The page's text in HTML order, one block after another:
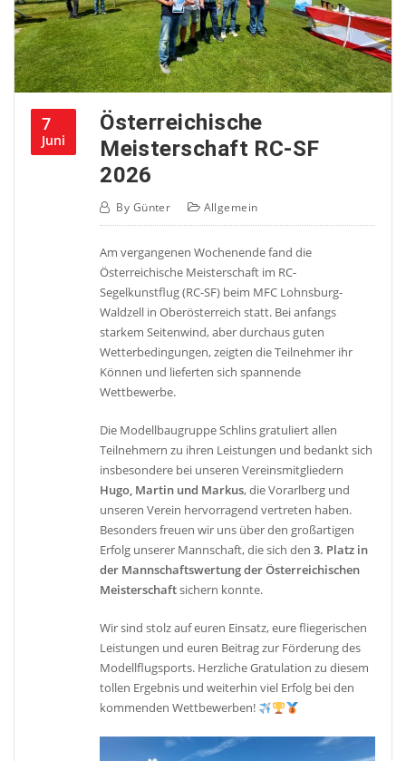
7
Juni
Österreichische
Meisterschaft RC-SF
2026
By Günter Allgemein
Am vergangenen Wochenende fand die
Österreichische Meisterschaft im RC-
Segelkunstflug (RC-SF) beim MFC Lohnsburg-
Waldzell in Oberösterreich statt. Bei anfangs
starkem Seitenwind, aber durchaus guten
Wetterbedingungen, zeigten die Teilnehmer ihr
Können und lieferten sich spannende
Wettbewerbe.
Die Modellbaugruppe Schlins gratuliert allen
Teilnehmern zu ihren Leistungen und bedankt sich
insbesondere bei unseren Vereinsmitgliedern
Hugo, Martin und Markus, die Vorarlberg und
unseren Verein hervorragend vertreten haben.
Besonders freuen wir uns über den großartigen
Erfolg unserer Mannschaft, die sich den3. Platz in
der Mannschaftswertung der Österreichischen
Meisterschaftsichern konnte.
Wir sind stolz auf euren Einsatz, eure fliegerischen
Leistungen und euren Beitrag zur Förderung des
Modellflugsports. Herzliche Gratulation zu diesem
tollen Ergebnis und weiterhin viel Erfolg bei den
kommenden Wettbewerben!